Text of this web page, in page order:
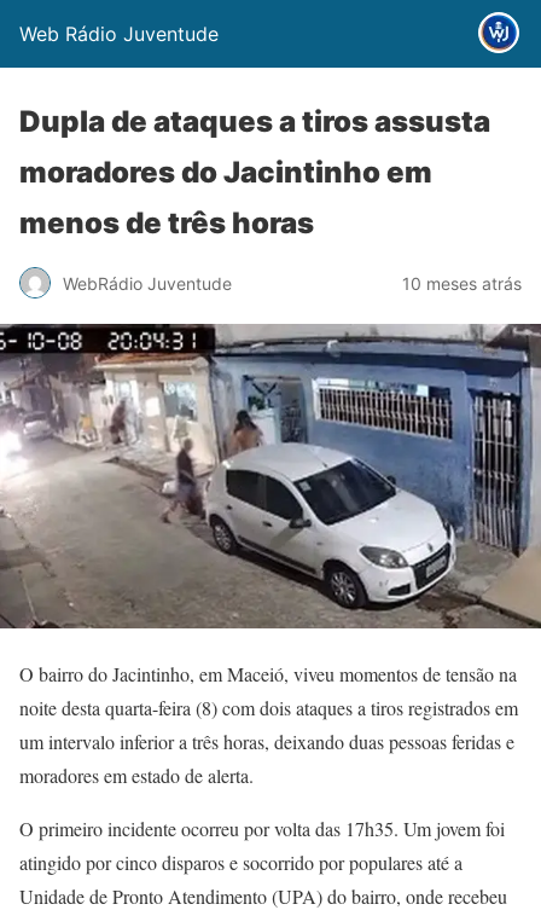
Web Rádio Juventude
Dupla de ataques a tiros assusta
moradores do Jacintinho em
menos de três horas
WebRádio Juventude 10 meses atrás
O bairro do Jacintinho, em Maceió, viveu momentos de tensão na
noite desta quarta-feira (8) com dois ataques a tiros registrados em
um intervalo inferior a três horas, deixando duas pessoas feridas e
moradores em estado de alerta.
O primeiro incidente ocorreu por volta das 17h35. Um jovem foi
atingido por cinco disparos e socorrido por populares até a
Unidade de Pronto Atendimento (UPA) do bairro, onde recebeu